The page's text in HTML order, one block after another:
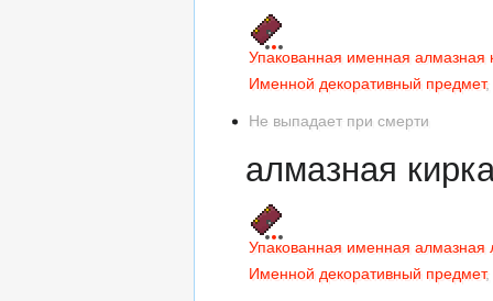
Упакованная именная алмазная
Именной декоративный предмет,
Не выпадает при смерти
алмазная
Упакованная именная алмазная
Именной декоративный предмет,